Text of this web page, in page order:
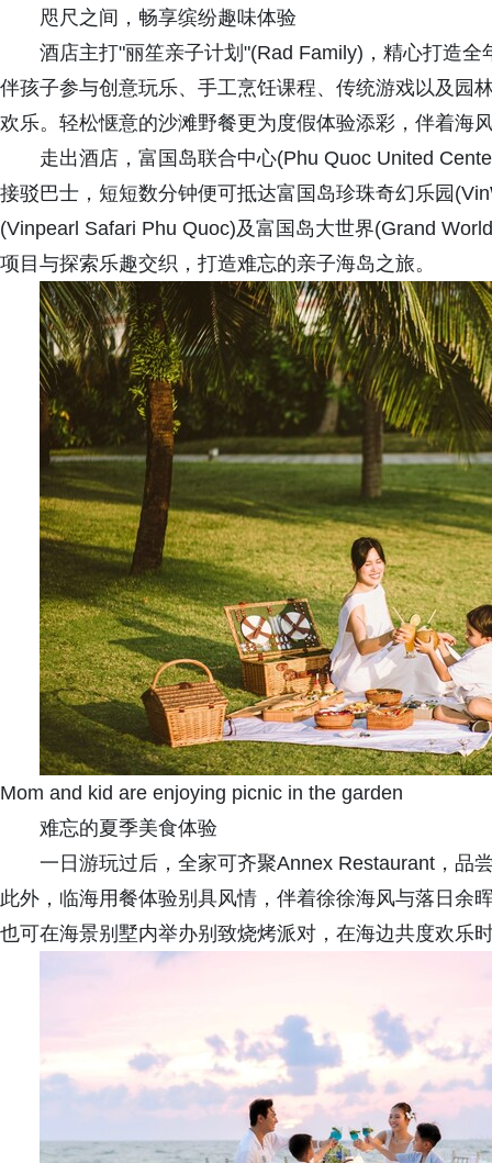
咫尺之间，畅享缤纷趣味体验
酒店主打"丽笙亲子计划"(Rad Family)，精心打造
伴孩子参与创意玩乐、手工烹饪课程、传统游戏以及园
欢乐。轻松惬意的沙滩野餐更为度假体验添彩，伴着海
走出酒店，富国岛联合中心(Phu Quoc United
接驳巴士，短短数分钟便可抵达富国岛珍珠奇幻乐园
(Vinpearl Safari Phu Quoc)及富国岛大世界(Grand
项目与探索乐趣交织，打造难忘的亲子海岛之旅。
Mom and kid are enjoying picnic in the garden
难忘的夏季美食体验
一日游玩过后，全家可齐聚Annex Restaurant，品
此外，临海用餐体验别具风情，伴着徐徐海风与落日余
也可在海景别墅内举办别致烧烤派对，在海边共度欢乐